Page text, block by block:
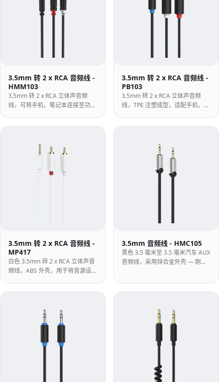
3.5mm 转 2 x RCA 音频线 -
HMM103
3.5mm 转 2 x RCA 立体声音频
线，可将手机、笔记本连接至功放
3.5mm 转 2 x RCA 音频线 -
PB103
3.5mm 转 2 x RCA 立体声音频
线，TPE 注塑成型，适配手机、笔
3.5mm 转 2 x RCA 音频线 -
MP417
白色 3.5mm 转 2 x RCA 立体声音
频线，ABS 外壳，用于将音源设备
3.5mm 音频线 - HMC105
黑色 3.5 毫米至 3.5 毫米汽车 AUX
音频线，采用锌合金外壳 — 刚性